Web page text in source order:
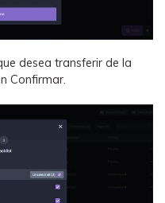
desea transferir de la
Confirmar.